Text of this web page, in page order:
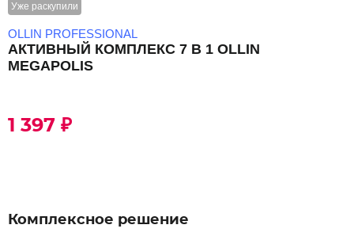
Уже раскупили
OLLIN PROFESSIONAL
АКТИВНЫЙ КОМПЛЕКС 7 В 1 OLLIN
MEGAPOLIS
1 397 ₽
Комплексное решение